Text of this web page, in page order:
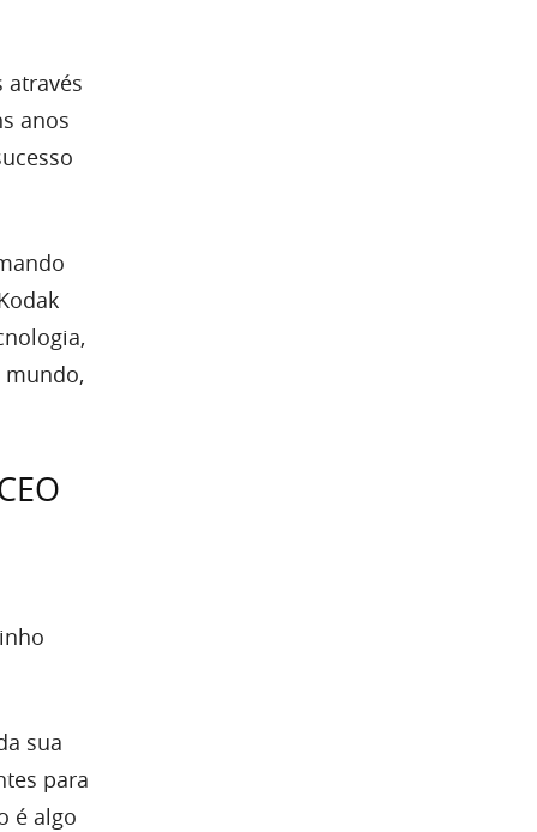
através
anos
mundo,
sua
para
é algo